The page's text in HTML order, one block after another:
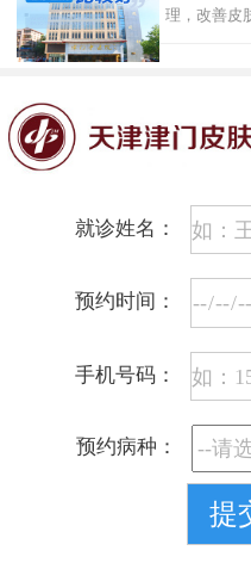
理，改善皮
就诊姓名：
预约时间：
手机号码：
预约病种：